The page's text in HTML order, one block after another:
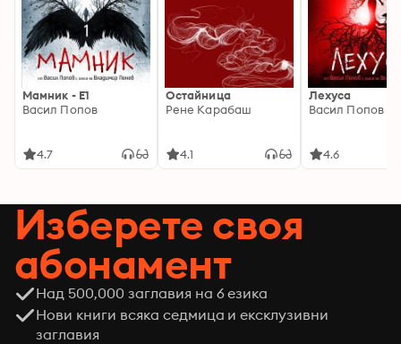
Мамник - E1
Васил Попов
4.7
Остайница
Рене Карабаш
4.1
Лехуса
Васил Попов
4.6
Изберете своя
абонамент
Над 500,000 заглавия на 6 езика
Нови книги всяка седмица и ексклузивни
заглавия